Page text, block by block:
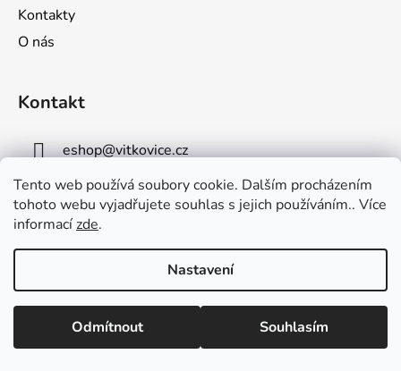
Tento web používá soubory cookie. Dalším procházením
tohoto webu vyjadřujete souhlas s jejich používáním.. Více
informacízde.
Nastavení
Odmítnout Souhlasím
Potřebujete poradit? Neváhejte nás kontaktovat na emailu:
Kontakty
O nás
Kontakt
eshop@vitkovice.cz
+420724110930